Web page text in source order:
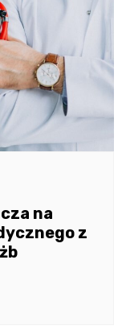
na
z